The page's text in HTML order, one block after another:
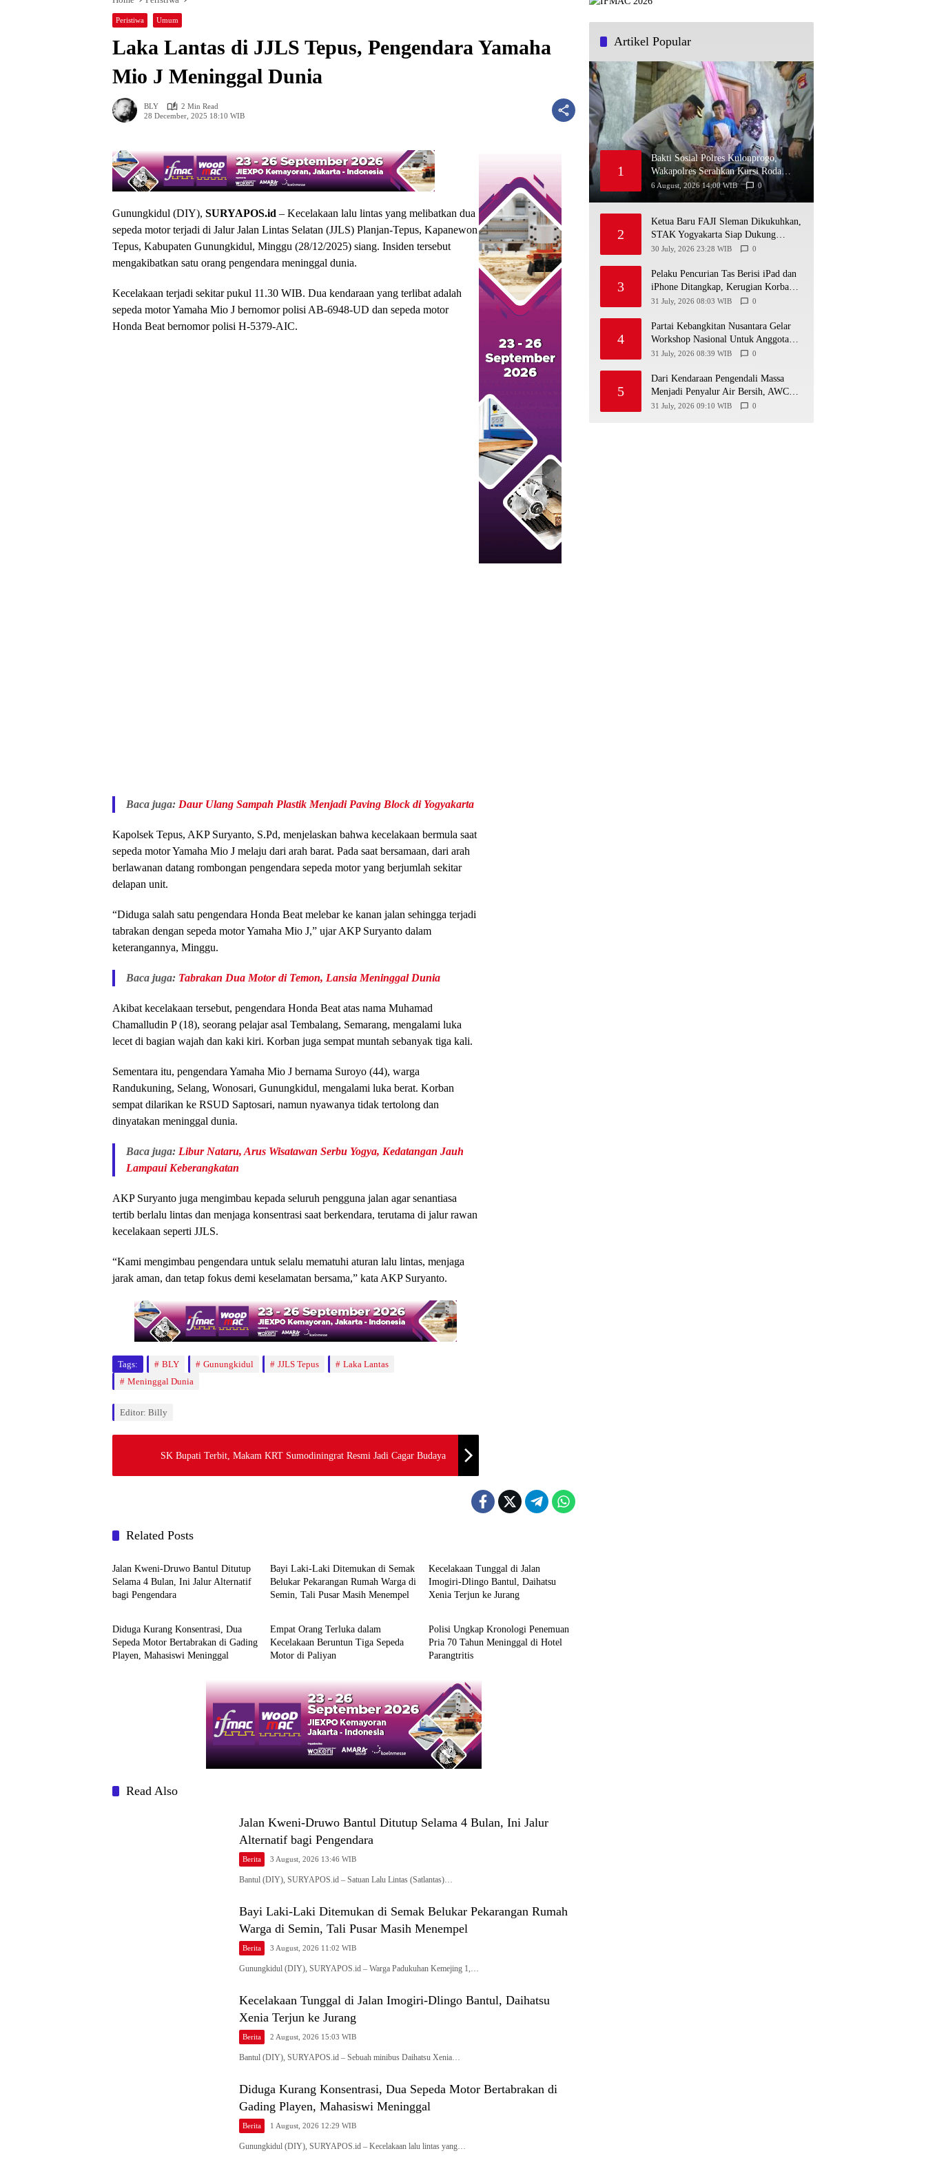
Peristiwa Umum
Laka Lantas di JJLS Tepus, Pengendara Yamaha
Mio J Meninggal Dunia
BLY
2 Min Read
28 December, 2025 18:10 WIB
Gunungkidul (DIY), SURYAPOS.id – Kecelakaan lalu lintas yang melibatkan dua
sepeda motor terjadi di Jalur Jalan Lintas Selatan (JJLS) Planjan-Tepus, Kapanewon
Tepus, Kabupaten Gunungkidul, Minggu (28/12/2025) siang. Insiden tersebut
mengakibatkan satu orang pengendara meninggal dunia.
Kecelakaan terjadi sekitar pukul 11.30 WIB. Dua kendaraan yang terlibat adalah
sepeda motor Yamaha Mio J bernomor polisi AB-6948-UD dan sepeda motor
Honda Beat bernomor polisi H-5379-AIC.
Baca juga: Daur Ulang Sampah Plastik Menjadi Paving Block di Yogyakarta
Kapolsek Tepus, AKP Suryanto, S.Pd, menjelaskan bahwa kecelakaan bermula saat
sepeda motor Yamaha Mio J melaju dari arah barat. Pada saat bersamaan, dari arah
berlawanan datang rombongan pengendara sepeda motor yang berjumlah sekitar
delapan unit.
“Diduga salah satu pengendara Honda Beat melebar ke kanan jalan sehingga terjadi
tabrakan dengan sepeda motor Yamaha Mio J,” ujar AKP Suryanto dalam
keterangannya, Minggu.
Baca juga: Tabrakan Dua Motor di Temon, Lansia Meninggal Dunia
Akibat kecelakaan tersebut, pengendara Honda Beat atas nama Muhamad
Chamalludin P (18), seorang pelajar asal Tembalang, Semarang, mengalami luka
lecet di bagian wajah dan kaki kiri. Korban juga sempat muntah sebanyak tiga kali.
Sementara itu, pengendara Yamaha Mio J bernama Suroyo (44), warga
Randukuning, Selang, Wonosari, Gunungkidul, mengalami luka berat. Korban
sempat dilarikan ke RSUD Saptosari, namun nyawanya tidak tertolong dan
dinyatakan meninggal dunia.
Baca juga: Libur Nataru, Arus Wisatawan Serbu Yogya, Kedatangan Jauh
Lampaui Keberangkatan
AKP Suryanto juga mengimbau kepada seluruh pengguna jalan agar senantiasa
tertib berlalu lintas dan menjaga konsentrasi saat berkendara, terutama di jalur rawan
kecelakaan seperti JJLS.
“Kami mengimbau pengendara untuk selalu mematuhi aturan lalu lintas, menjaga
jarak aman, dan tetap fokus demi keselamatan bersama,” kata AKP Suryanto.
Tags: BLY Gunungkidul JJLS Tepus
Laka Lantas
Meninggal Dunia
Editor: Billy
SK Bupati Terbit, Makam KRT Sumodiningrat Resmi Jadi Cagar Budaya
Related Posts
Berita
Jalan Kweni-Druwo Bantul Ditutup
Selama 4 Bulan, Ini Jalur Alternatif
bagi Pengendara
Bayi Laki-Laki Ditemukan di Semak
Belukar Pekarangan Rumah Warga di
Semin, Tali Pusar Masih Menempel
Kecelakaan Tunggal di Jalan
Imogiri-Dlingo Bantul, Daihatsu
Xenia Terjun ke Jurang
Berita
Diduga Kurang Konsentrasi, Dua
Sepeda Motor Bertabrakan di Gading
Playen, Mahasiswi Meninggal
Berita
Empat Orang Terluka dalam
Kecelakaan Beruntun Tiga Sepeda
Motor di Paliyan
Polisi Ungkap Kronologi Penemuan
Pria 70 Tahun Meninggal di Hotel
Parangtritis
Read Also
Jalan Kweni-Druwo Bantul Ditutup Selama 4 Bulan, Ini Jalur
Alternatif bagi Pengendara
Berita 3 August, 2026 13:46 WIB
Bantul (DIY), SURYAPOS.id – Satuan Lalu Lintas (Satlantas)…
Bayi Laki-Laki Ditemukan di Semak Belukar Pekarangan Rumah
Warga di Semin, Tali Pusar Masih Menempel
Berita 3 August, 2026 11:02 WIB
Gunungkidul (DIY), SURYAPOS.id – Warga Padukuhan Kemejing 1,…
Kecelakaan Tunggal di Jalan Imogiri-Dlingo Bantul, Daihatsu
Xenia Terjun ke Jurang
Berita 2 August, 2026 15:03 WIB
Bantul (DIY), SURYAPOS.id – Sebuah minibus Daihatsu Xenia…
Diduga Kurang Konsentrasi, Dua Sepeda Motor Bertabrakan di
Gading Playen, Mahasiswi Meninggal
Berita 1 August, 2026 12:29 WIB
Gunungkidul (DIY), SURYAPOS.id – Kecelakaan lalu lintas yang…
Artikel Popular
1
Bakti Sosial Polres Kulonprogo,
Wakapolres Serahkan Kursi Roda
untuk Warga Karangsari
6 August, 2026 14:00 WIB 0
2
Ketua Baru FAJI Sleman Dikukuhkan,
STAK Yogyakarta Siap Dukung
Pengembangan Arung Jeram DIY
30 July, 2026 23:28 WIB 0
3
Pelaku Pencurian Tas Berisi iPad dan
iPhone Ditangkap, Kerugian Korban
Capai Rp25 Juta
31 July, 2026 08:03 WIB 0
4
Partai Kebangkitan Nusantara Gelar
Workshop Nasional Untuk Anggota
DPRD Kabupaten/Kota di Yogyakarta
31 July, 2026 08:39 WIB 0
5
Dari Kendaraan Pengendali Massa
Menjadi Penyalur Air Bersih, AWC
Polres Gunungkidul Bantu Warga
31 July, 2026 09:10 WIB 0